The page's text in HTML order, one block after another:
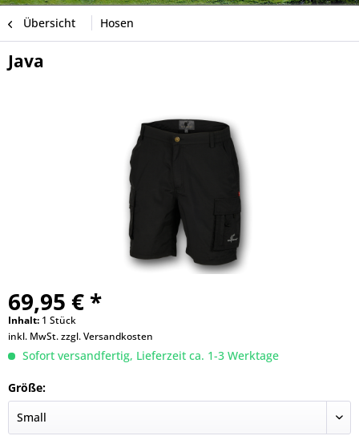
Übersicht Hosen
Java
69,95 € *
Inhalt: 1 Stück
inkl. MwSt.zzgl. Versandkosten
Sofort versandfertig, Lieferzeit ca. 1-3 Werktage
Größe: